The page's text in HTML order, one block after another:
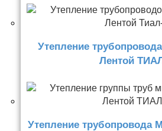
Утепление
Лентой
Утепление трубопровода